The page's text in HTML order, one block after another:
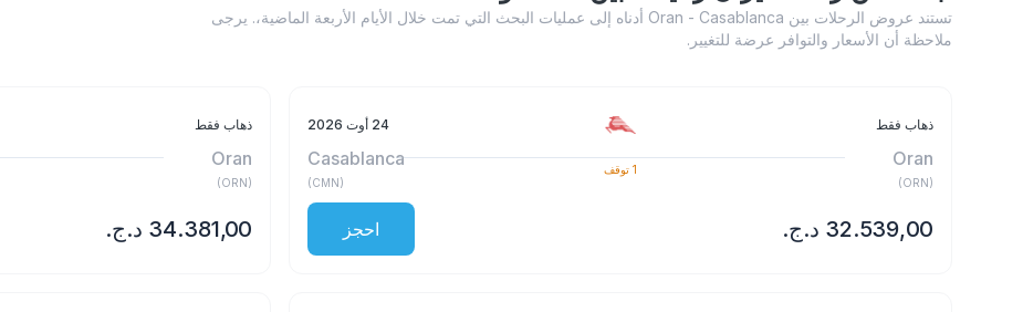
تستند عروض الرحلات بين Oran - Casablanca أدناه إلى عمليات البحث التي تمت خلال الأيام الأربعة الماضية،. يرجى
ملاحظة أن الأسعار والتوافر عرضة للتغيير.
ذهاب فقط 24 أوت 2026
Oran
(
ORN
)
1 توقف
Casablanca
(
CMN
)
احجز
ذهاب فقط
Oran
(
ORN
)